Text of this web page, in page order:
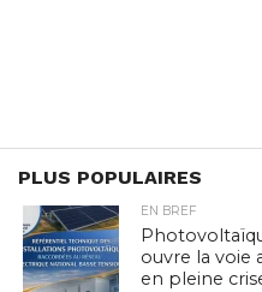
PLUS POPULAIRES
EN BREF
ouvre la voie
en pleine